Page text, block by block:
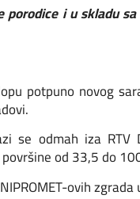
i u skladu
potpuno novog
se odmah iza
od 33,5 do
ovih